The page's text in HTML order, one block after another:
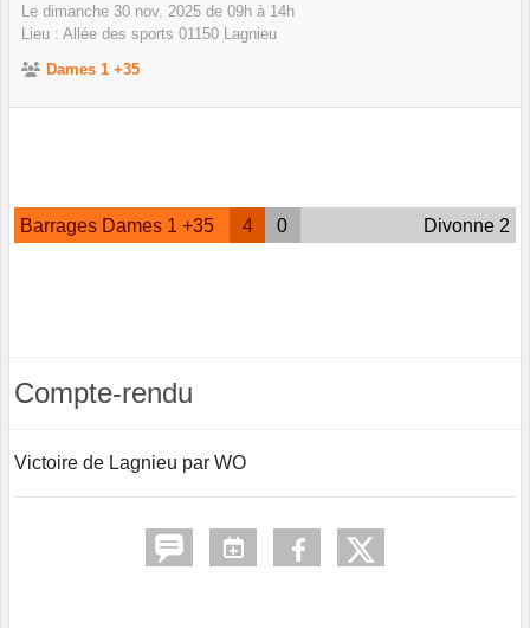
Le dimanche 30 nov. 2025 de 09h à 14h
Lieu : Allée des sports 01150 Lagnieu
Dames 1 +35
Barrages Dames 1 +35 4 0 Divonne 2
Compte-rendu
Victoire de Lagnieu par WO